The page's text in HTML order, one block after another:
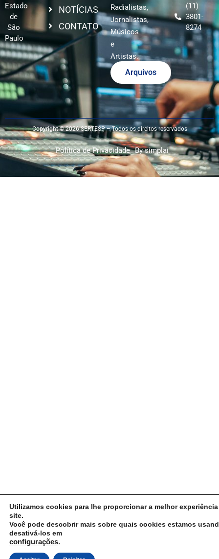
Estado
de
São
Paulo
NOTÍCIAS
CONTATO
Radialistas,
Jornalistas,
Músicos
e
Artistas.
Arquivos
(11)
3801-
8274
Copyright © 2026 SERTESP – Todos os direitos reservados
Política de Privacidade By simplai
Utilizamos cookies para lhe proporcionar a melhor
site.
Você pode descobrir mais sobre quais cookies estamos
desativá-los em
configurações.